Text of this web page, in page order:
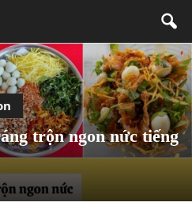
trộn ngon nức tiếng